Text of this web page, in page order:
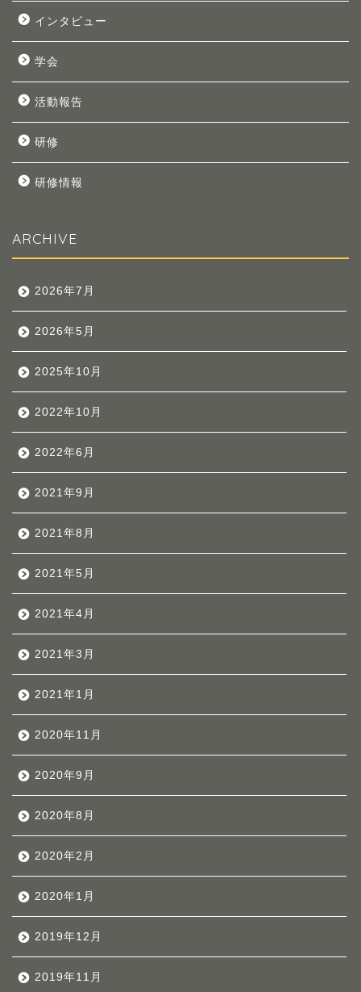
インタビュー
学会
活動報告
研修
研修情報
ARCHIVE
2026年7月
2026年5月
2025年10月
2022年10月
2022年6月
2021年9月
2021年8月
2021年5月
2021年4月
2021年3月
2021年1月
2020年11月
2020年9月
2020年8月
2020年2月
2020年1月
2019年12月
2019年11月